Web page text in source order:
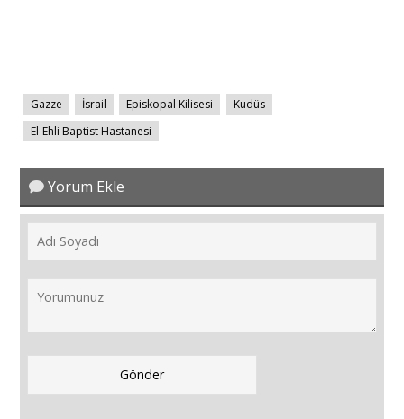
Gazze İsrail Episkopal Kilisesi
Kudüs
El-Ehli Baptist Hastanesi
Yorum Ekle